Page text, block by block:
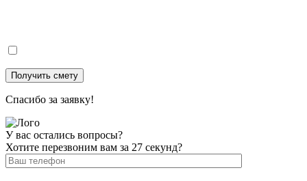
Спасибо за заявку!
У вас остались вопросы?
Хотите перезвоним вам за 27 секунд?